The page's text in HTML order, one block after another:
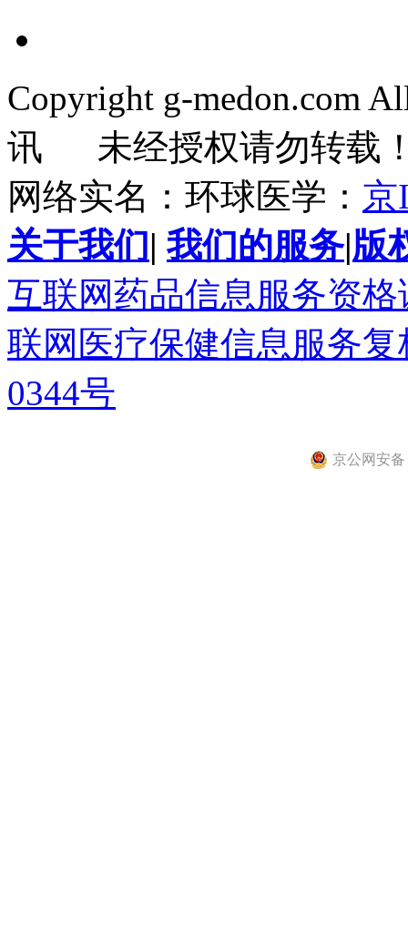
Copyright g-medon.com
讯 未经授权请勿转载
网络实名：环球医学： 京
关于我们 | 我们的服务|版
互联网药品信息服务资
联网医疗保健信息服务
0344号
京公网安备